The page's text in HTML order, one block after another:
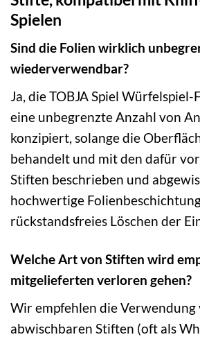
Spielen
Sind die Folien wirklich
wiederverwendbar?
Ja, die TOBJA Spiel
eine unbegrenzte Anzahl von
konzipiert, solange die
behandelt und mit den dafür
Stiften beschrieben und
hochwertige
rückstandsfreies Löschen der
Welche Art von Stiften wird
mitgelieferten verloren gehen?
Wir empfehlen die Verwendung
abwischbaren Stiften (oft als